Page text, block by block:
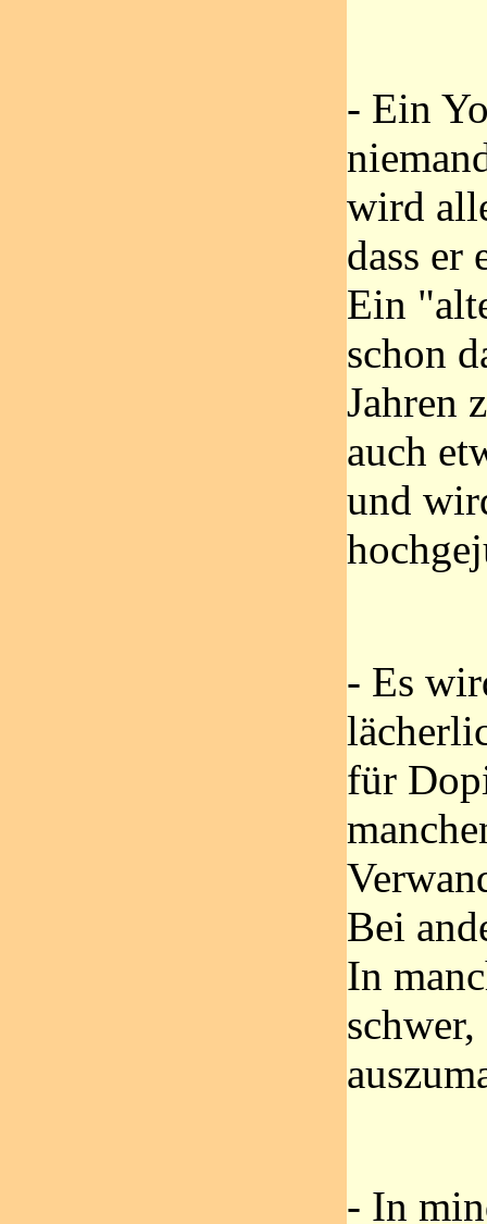
- Ein
wird
dass er
Ein
schon
Jahren
auch
und
- Es
für
Bei
In
- In